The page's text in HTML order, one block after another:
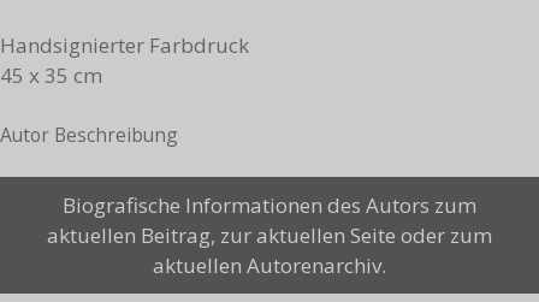
Handsignierter Farbdruck
45 x 35 cm
Autor Beschreibung
Biografische Informationen des Autors zum
aktuellen Beitrag, zur aktuellen Seite oder zum
aktuellen Autorenarchiv.